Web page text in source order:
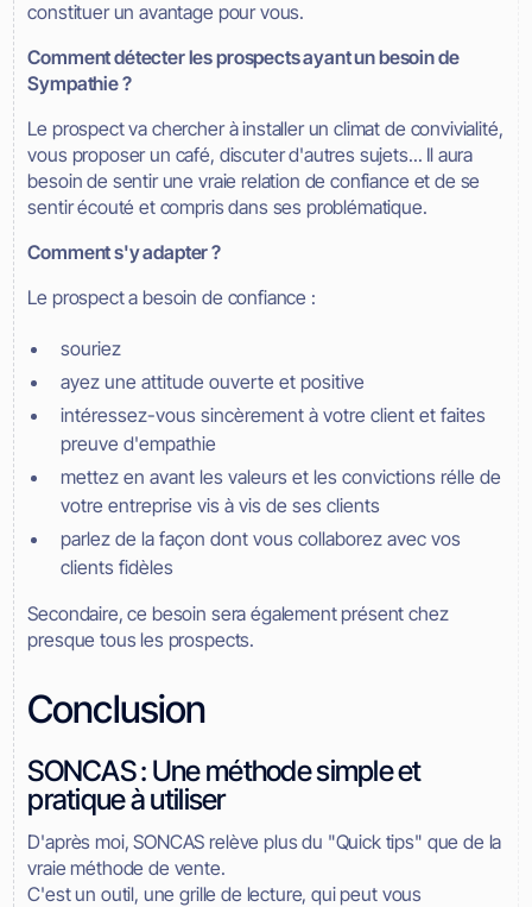
constituer un avantage pour vous.
Comment détecter les prospects ayant un besoin de
Sympathie ?
Le prospect va chercher à installer un climat de convivialité,
vous proposer un café, discuter d'autres sujets... Il aura
besoin de sentir une vraie relation de confiance et de se
sentir écouté et compris dans ses problématique.
Comment s'y adapter ?
Le prospect a besoin de confiance :
souriez
ayez une attitude ouverte et positive
intéressez-vous sincèrement à votre client et faites
preuve d'empathie
mettez en avant les valeurs et les convictions rélle de
votre entreprise vis à vis de ses clients
parlez de la façon dont vous collaborez avec vos
clients fidèles
Secondaire, ce besoin sera également présent chez
presque tous les prospects.
Conclusion
SONCAS : Une méthode simple et
pratique à utiliser
D'après moi, SONCAS relève plus du "Quick tips" que de la
vraie méthode de vente.
C'est un outil, une grille de lecture, qui peut vous